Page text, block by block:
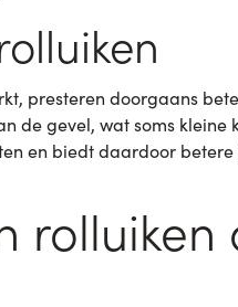
presteren doorgaans
de gevel, wat soms kleine
en biedt daardoor betere
rolluiken